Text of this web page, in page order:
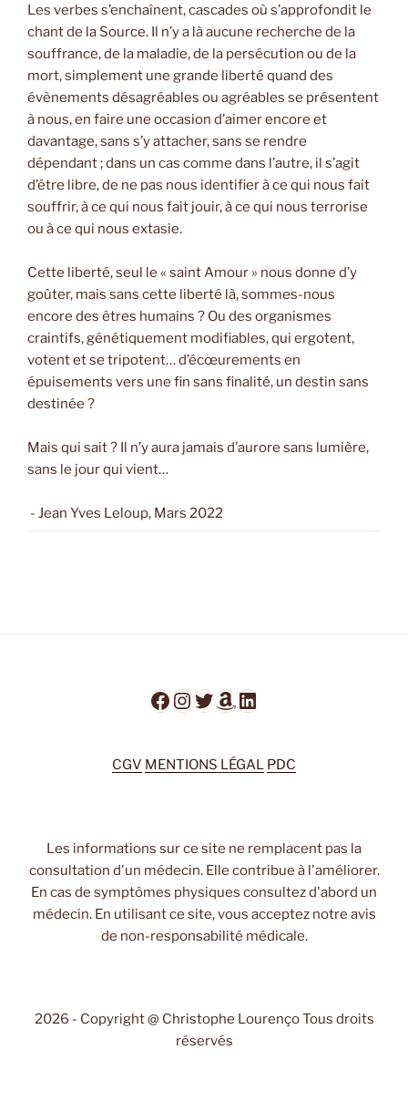
Les verbes s’enchaînent, cascades où s’approfondit le
chant de la Source. Il n’y a là aucune recherche de la
souffrance, de la maladie, de la persécution ou de la
mort, simplement une grande liberté quand des
évènements désagréables ou agréables se présentent
à nous, en faire une occasion d’aimer encore et
davantage, sans s’y attacher, sans se rendre
dépendant ; dans un cas comme dans l’autre, il s’agit
d’être libre, de ne pas nous identifier à ce qui nous fait
souffrir, à ce qui nous fait jouir, à ce qui nous terrorise
ou à ce qui nous extasie.
Cette liberté, seul le « saint Amour » nous donne d’y
goûter, mais sans cette liberté là, sommes-nous
encore des êtres humains ? Ou des organismes
craintifs, génétiquement modifiables, qui ergotent,
votent et se tripotent… d’écœurements en
épuisements vers une fin sans finalité, un destin sans
destinée ?
Mais qui sait ? Il n’y aura jamais d’aurore sans lumière,
sans le jour qui vient…
- Jean Yves Leloup, Mars 2022
Facebook
Instagram
Twitter
Amazon
LinkedIn
CGV MENTIONS LÉGAL PDC
Les informations sur ce site ne remplacent pas la
consultation d'un médecin. Elle contribue à l'améliorer.
En cas de symptômes physiques consultez d'abord un
médecin. En utilisant ce site, vous acceptez notre avis
de non-responsabilité médicale.
2026 - Copyright @ Christophe Lourenço Tous droits
réservés